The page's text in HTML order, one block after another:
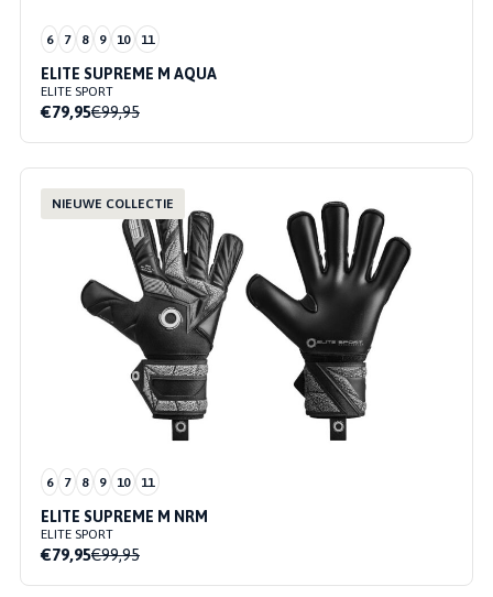
6 7 8 9 10 11
ELITE SUPREME M AQUA
ELITE SPORT
€79,95€99,95
NIEUWE COLLECTIE
6 7 8 9 10 11
ELITE SUPREME M NRM
ELITE SPORT
€79,95€99,95